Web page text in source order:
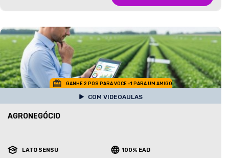
GANHE 2 POS PARA VOCE +1 PARA UM AMIGO
COM VIDEOAULAS
AGRONEGÓCIO
LATO SENSU 100% EAD